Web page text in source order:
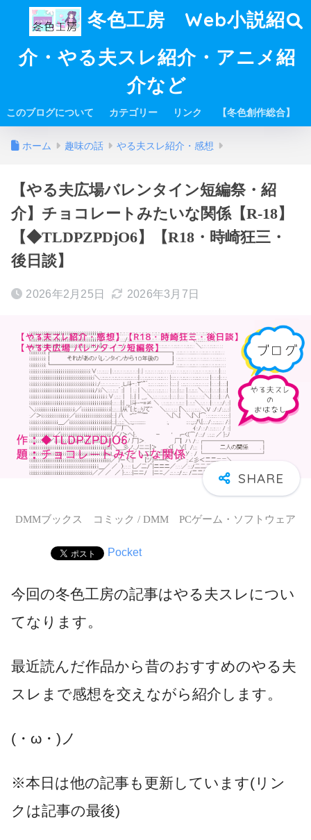
冬色工房 Web小説紹
介・やる夫スレ紹介・アニメ紹
介など
このブログについて カテゴリー リンク 【冬色創作総合】
ホーム 趣味の話 やる夫スレ紹介・感想
【やる夫広場バレンタイン短編祭・紹
介】チョコレートみたいな関係【R-18】
【◆TLDPZPDjO6】【R18・時崎狂三・
後日談】
2026年2月25日 2026年3月7日
DMMブックス コミック / DMM PCゲーム・ソフトウェア
Pocket
今回の冬色工房の記事はやる夫スレについ
てなります。
最近読んだ作品から昔のおすすめのやる夫
スレまで感想を交えながら紹介します。
(・ω・)ノ
※本日は他の記事も更新しています(リン
クは記事の最後)